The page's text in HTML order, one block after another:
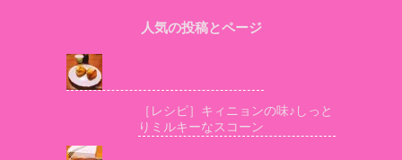
人気の投稿とページ
［レシピ］キィニョンの味♪しっと
りミルキーなスコーン